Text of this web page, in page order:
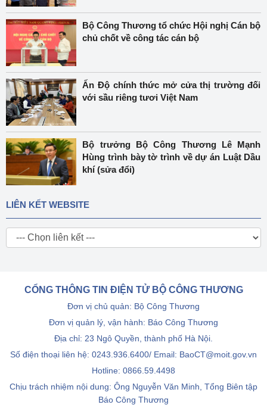
Bộ Công Thương tổ chức Hội nghị Cán bộ
chủ chốt về công tác cán bộ
Ấn Độ chính thức mở cửa thị trường đối
với sầu riêng tươi Việt Nam
Bộ trưởng Bộ Công Thương Lê Mạnh
Hùng trình bày tờ trình về dự án Luật Dầu
khí (sửa đổi)
LIÊN KẾT WEBSITE
CỔNG THÔNG TIN ĐIỆN TỬ BỘ CÔNG THƯƠNG
Đơn vị chủ quản: Bộ Công Thương
Đơn vị quản lý, vận hành: Báo Công Thương
Địa chỉ: 23 Ngô Quyền, thành phố Hà Nội.
Số điện thoại liên hệ: 0243.936.6400/ Email: BaoCT@moit.gov.vn
Hotline: 0866.59.4498
Chịu trách nhiệm nội dung: Ông Nguyễn Văn Minh, Tổng Biên tập
Báo Công Thương